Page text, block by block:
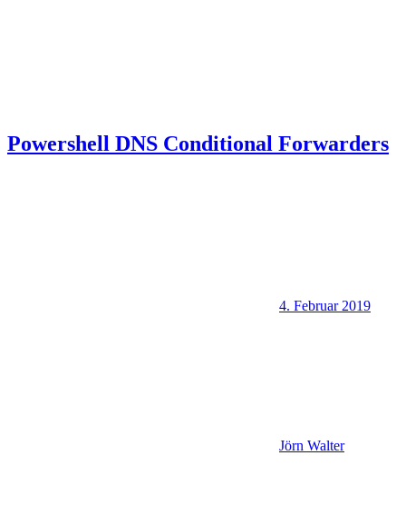
Powershell DNS Conditional Forwarders
4. Februar 2019
Jörn Walter